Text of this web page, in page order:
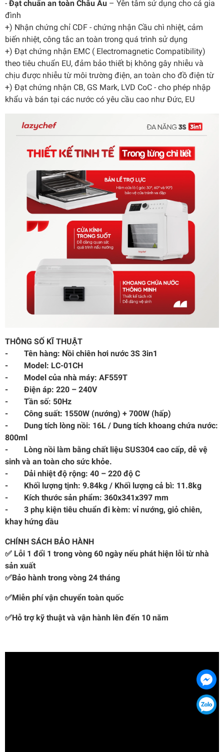
-Đạt chuẩn an toàn Châu Âu – Yên tâm sử dụng cho cả gia
đình
+) Nhận chứng chỉ CDF - chứng nhận Cầu chì nhiệt, cảm
biến nhiệt, công tắc an toàn trong quá trình sử dụng
+) Đạt chứng nhận EMC ( Electromagnetic Compatibility)
theo tiêu chuẩn EU, đảm bảo thiết bị không gây nhiễu và
chịu được nhiễu từ môi trường điện, an toàn cho đồ điện từ
+) Đạt chứng nhận CB, GS Mark, LVD CoC - cho phép nhập
khẩu và bán tại các nước có yêu cầu cao như Đức, EU
THÔNG SỐ KĨ THUẬT
- Tên hàng: Nồi chiên hơi nước 3S 3in1
- Model: LC-01CH
- Model của nhà máy: AF559T
- Điện áp: 220 – 240V
- Tần số: 50Hz
- Công suất: 1550W (nướng) + 700W (hấp)
- Dung tích lòng nồi: 16L / Dung tích khoang chứa nước:
800ml
- Lòng nồi làm bằng chất liệu SUS304 cao cấp, dễ vệ
sinh và an toàn cho sức khỏe.
- Dải nhiệt độ rộng: 40 – 220 độ C
- Khối lượng tịnh: 9.84kg / Khối lượng cả bì: 11.8kg
- Kích thước sản phẩm: 360x341x397 mm
- 3 phụ kiện tiêu chuẩn đi kèm: vỉ nướng, giỏ chiên,
khay hứng dầu
CHÍNH SÁCH BẢO HÀNH
✅ Lỗi 1 đổi 1 trong vòng 60 ngày nếu phát hiện lỗi từ nhà
sản xuất
✅Bảo hành trong vòng 24 tháng
✅Miễn phí vận chuyển toàn quốc
✅Hỗ trợ kỹ thuật và vận hành lên đến 10 năm